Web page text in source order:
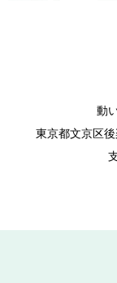
動
東京都文京区